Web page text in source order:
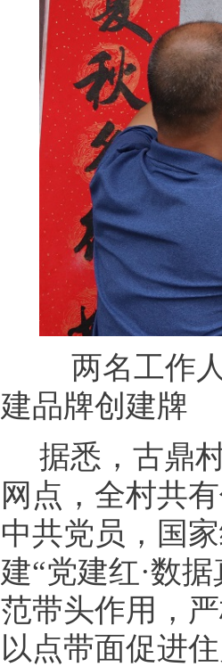
两名工作
建品牌创建牌
据悉，古鼎
网点，全村共
中共党员，国
建“党建红·数
范带头作用，
以点带面促进